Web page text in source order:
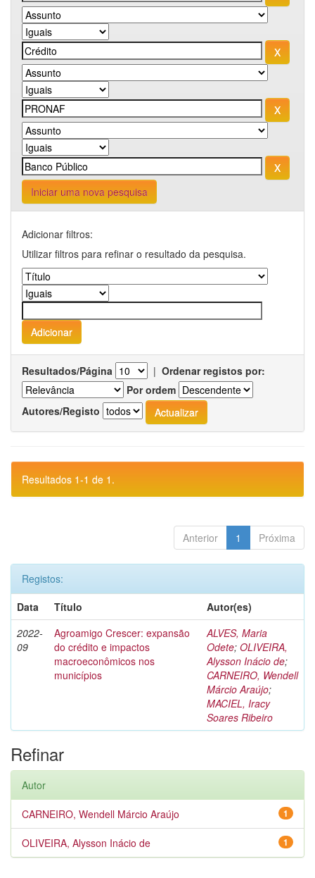
Iniciar uma nova pesquisa
Adicionar filtros:
Utilizar filtros para refinar o resultado da pesquisa.
Resultados/Página | Ordenar registos por:
Por ordem
Autores/Registo
Resultados 1-1 de 1.
Anterior 1 Próxima
Registos:
Data
Título
Autor(es)
2022-
09
Agroamigo Crescer: expansão
do crédito e impactos
macroeconômicos nos
municípios
ALVES, Maria
Odete; OLIVEIRA,
Alysson Inácio de;
CARNEIRO, Wendell
Márcio Araújo;
MACIEL, Iracy
Soares Ribeiro
Refinar
Autor
1
CARNEIRO, Wendell Márcio Araújo
1
OLIVEIRA, Alysson Inácio de